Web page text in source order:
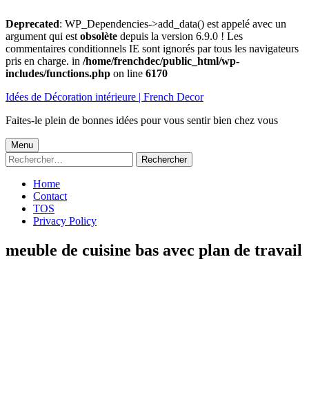
Deprecated: WP_Dependencies->add_data() est appelé avec un
argument qui est obsolète depuis la version 6.9.0 ! Les
commentaires conditionnels IE sont ignorés par tous les navigateurs
pris en charge. in /home/frenchdec/public_html/wp-
includes/functions.php on line 6170
au
Idées de Décoration intérieure | French Decor
Faites-le plein de bonnes idées pour vous sentir bien chez vous
Menu
principal
Menu
Rechercher :
Home
Contact
TOS
Privacy Policy
meuble de cuisine bas avec plan de travail